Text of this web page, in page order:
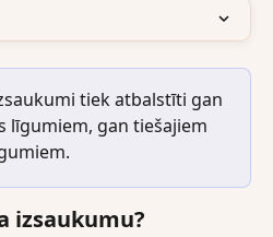
tiek atbalstīti gan
līgumiem, gan tiešajiem
izsaukumu?